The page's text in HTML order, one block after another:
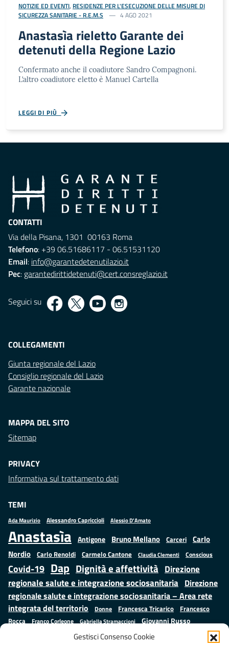
Gestisci Consenso Cookie
NOTIZIE ED EVENTI, RESIDENZE PER L'ESECUZIONE DELLE MISURE DI
SICUREZZA SANITARIE - R.E.M.S
4 AGO 2021
Anastasìa rieletto Garante dei
detenuti della Regione Lazio
Confermato anche il coadiutore Sandro Compagnoni.
L’altro coadiutore eletto è Manuel Cartella
LEGGI DI PIÙ
CONTATTI
Via della Pisana, 1301 00163 Roma
Telefono: +39 06.51686117 - 06.51531120
Email: info@garantedetenutilazio.it
Pec: garantedirittidetenuti@cert.consreglazio.it
Seguici su
COLLEGAMENTI
Giunta regionale del Lazio
Consiglio regionale del Lazio
Garante nazionale
MAPPA DEL SITO
Sitemap
PRIVACY
Informativa sul trattamento dati
TEMI
Ada Maurizio Alessandro Capriccioli Alessio D'Amato
Anastasìa Antigone Bruno Mellano Carceri
Carlo
Nordio Carlo Renoldi Carmelo Cantone Claudia Clementi Conscious
Covid-19 Dap Dignità e affettività Direzione
regionale salute e integrazione sociosanitaria Direzione
regionale salute e integrazione sociosanitaria – Area rete
integrata del territorio
Donne Francesca Tricarico
Francesco
Rocca
Franco Corleone Gabriella Stramaccioni Giovanni Russo
Giuseppe Emanuele Cangemi Istruzione e cultura